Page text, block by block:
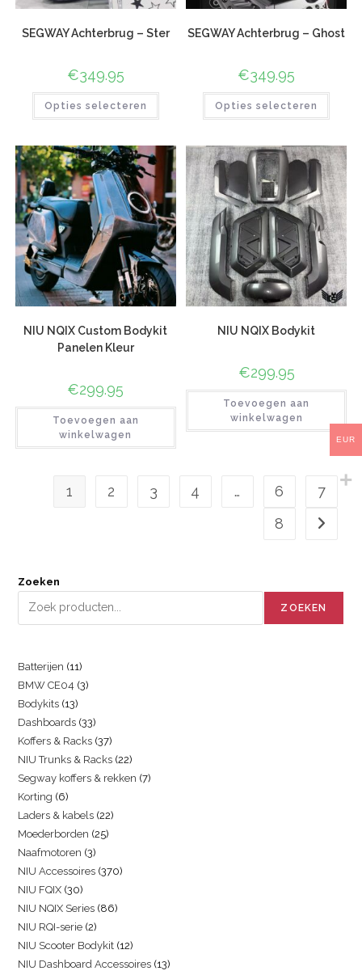
SEGWAY Achterbrug – Ster
€349.95
Opties selecteren
SEGWAY Achterbrug – Ghost
€349.95
Opties selecteren
NIU NQIX Custom Bodykit
Panelen Kleur
€299.95
Toevoegen aan
winkelwagen
NIU NQIX Bodykit
€299.95
Toevoegen aan
winkelwagen
1 2 3 4 … 6
7
8
Zoeken
ZOEKEN
Batterijen 11
BMW CE04 3
Bodykits 13
Dashboards 33
Koffers & Racks 37
NIU Trunks & Racks 22
Segway koffers & rekken 7
Korting 6
Laders & kabels 22
Moederborden 25
Naafmotoren 3
NIU Accessoires 370
NIU FQIX 30
NIU NQIX Series 86
NIU RQI-serie 2
NIU Scooter Bodykit 12
NIU Dashboard Accessoires 13
EUR